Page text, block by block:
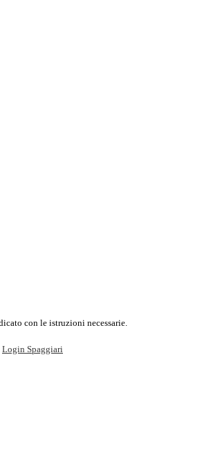
con le istruzioni necessarie.
Login Spaggiari